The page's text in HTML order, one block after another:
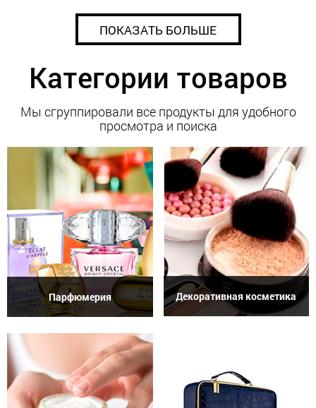
ПОКАЗАТЬ БОЛЬШЕ
Категории товаров
Мы сгруппировали все продукты для удобного
просмотра и поиска
Парфюмерия Декоративная косметика